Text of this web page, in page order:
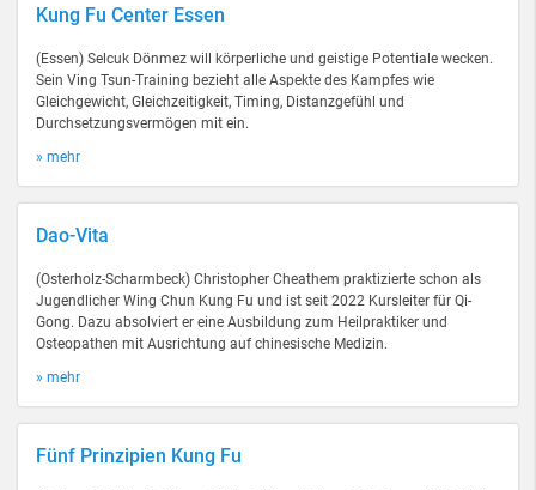
Kung Fu Center Essen
(Essen) Selcuk Dönmez will körperliche und geistige Potentiale wecken.
Sein Ving Tsun-Training bezieht alle Aspekte des Kampfes wie
Gleichgewicht, Gleichzeitigkeit, Timing, Distanzgefühl und
Durchsetzungsvermögen mit ein.
» mehr
Dao-Vita
(Osterholz-Scharmbeck) Christopher Cheathem praktizierte schon als
Jugendlicher Wing Chun Kung Fu und ist seit 2022 Kursleiter für Qi-
Gong. Dazu absolviert er eine Ausbildung zum Heilpraktiker und
Osteopathen mit Ausrichtung auf chinesische Medizin.
» mehr
Fünf Prinzipien Kung Fu